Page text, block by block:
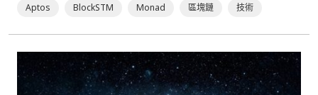
Aptos BlockSTM Monad 區塊鏈 技術